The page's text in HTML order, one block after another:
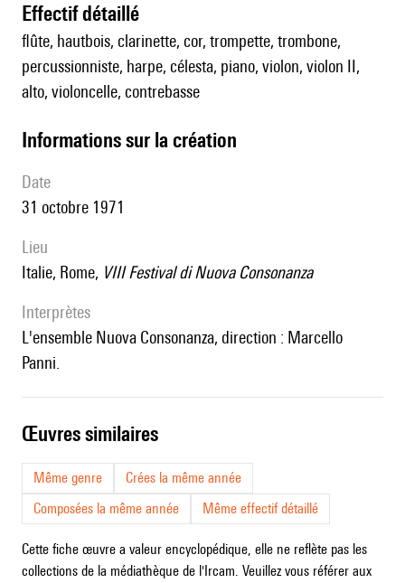
effectif détaillé
flûte, hautbois, clarinette, cor, trompette, trombone,
percussionniste, harpe, célesta, piano, violon, violon II,
alto, violoncelle, contrebasse
informations sur la création
date
31 octobre 1971
lieu
Italie, Rome, VIII Festival di Nuova Consonanza
interprètes
l'ensemble Nuova Consonanza, direction : Marcello
Panni.
œuvres similaires
Même genre
Crées la même année
Composées la même année
Même effectif détaillé
Cette fiche œuvre a valeur encyclopédique, elle ne reflète pas les
collections de la médiathèque de l'Ircam. Veuillez vous référer aux